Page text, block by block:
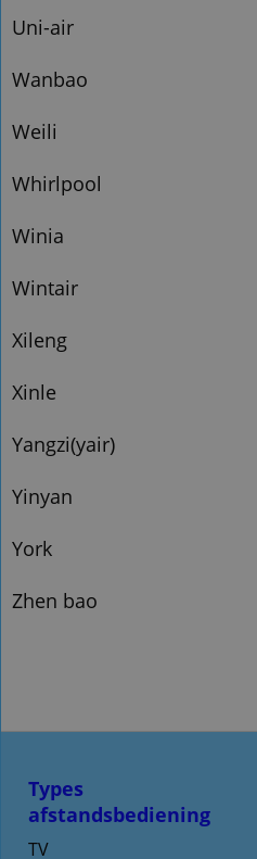
Uni-air
Wanbao
Weili
Whirlpool
Winia
Wintair
Xileng
Xinle
Yangzi(yair)
Yinyan
York
Zhen bao
Types
afstandsbediening
TV